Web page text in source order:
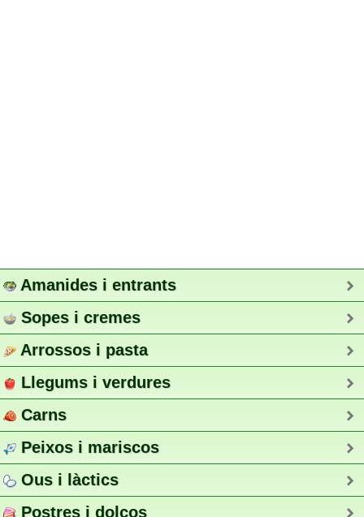
Amanides i entrants
Sopes i cremes
Arrossos i pasta
Llegums i verdures
Carns
Peixos i mariscos
Ous i làctics
Postres i dolços